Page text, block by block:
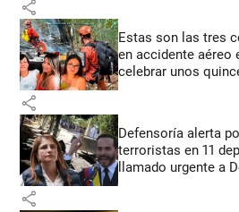
share
Estas son las tres
en accidente aéreo
celebrar unos
share
Defensoría alerta
terroristas en 11
llamado urgente a
share